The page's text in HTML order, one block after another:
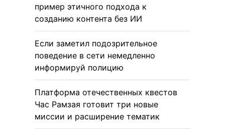
пример этичного подхода к
созданию контента без ИИ
Если заметил подозрительное
поведение в сети немедленно
информируй полицию
Платформа отечественных квестов
Час Рамзая готовит три новые
миссии и расширение тематик